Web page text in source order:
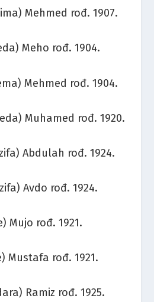
Mehmed rođ. 1907.
Meho rođ. 1904.
Mehmed rođ. 1904.
Muhamed rođ. 1920.
Abdulah rođ. 1924.
Avdo rođ. 1924.
Mujo rođ. 1921.
Mustafa rođ. 1921.
Ramiz rođ. 1925.